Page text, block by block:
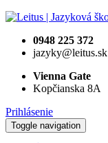
0948 225 372
jazyky@leitus.sk
Vienna Gate
Kopčianska 8A
Prihlásenie
Toggle navigation